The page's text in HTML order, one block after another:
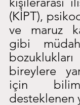
(KİPT),
ve maruz
gibi
bireylere
için
desteklenen